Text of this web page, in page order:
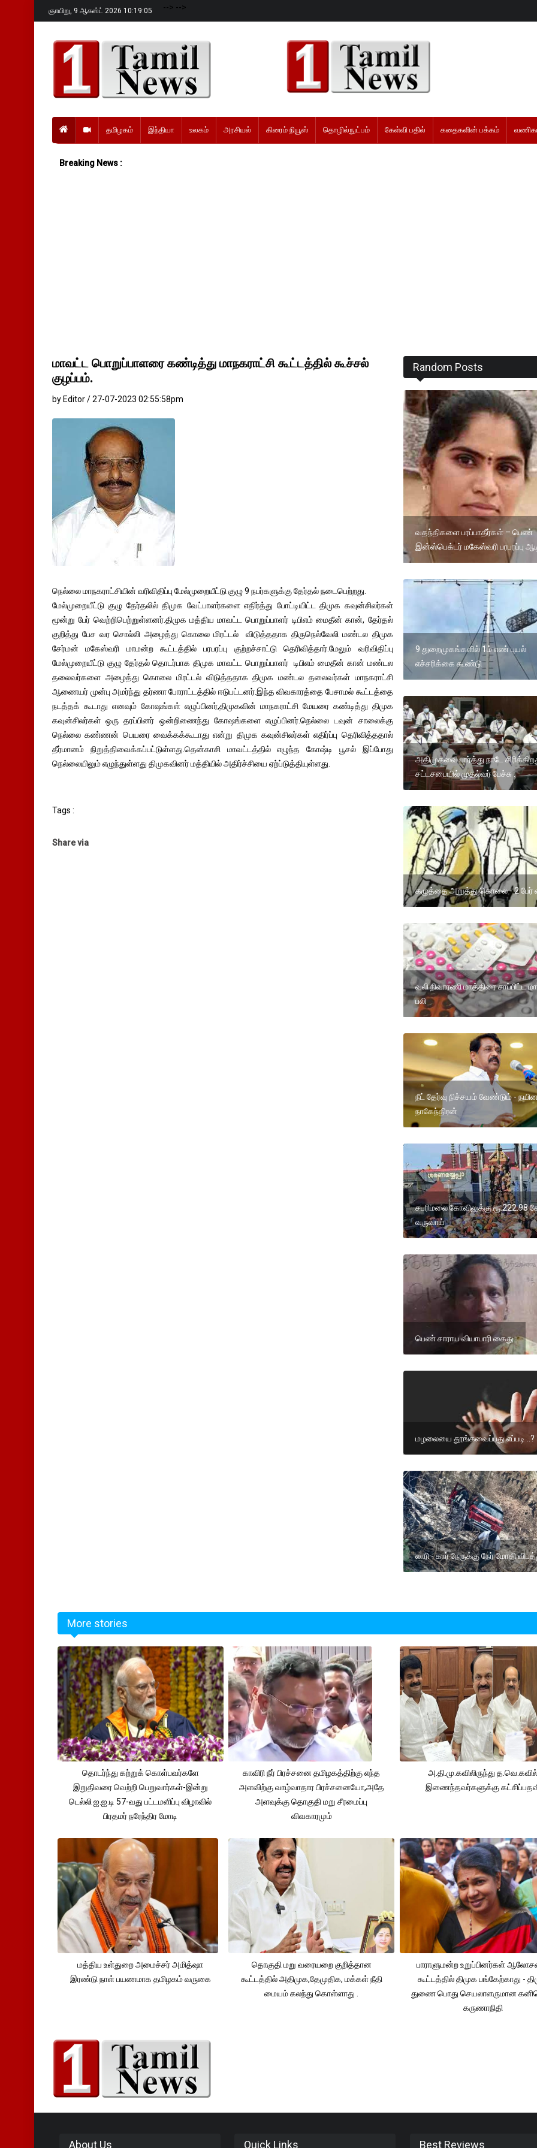
ஞாயிறு, 9 ஆகஸ்ட் 2026 10:19:07 --> -->
தமிழகம் இந்தியா உலகம் அரசியல் கிரைம் நியூஸ் தொழில்நுட்பம் கேள்வி பதில் கதைகளின் பக்கம்
Breaking News :
மாவட்ட பொறுப்பாளரை கண்டித்து மாநகராட்சி கூட்டத்தில் கூச்சல்
குழப்பம்.
by Editor / 27-07-2023 02:55:58pm
நெல்லை மாநகராட்சியின் வரிவிதிப்பு மேல்முறையீட்டு குழு 9 நபர்களுக்கு தேர்தல் நடைபெற்றது.
மேல்முறையீட்டு குழு தேர்தலில் திமுக வேட்பாளர்களை எதிர்த்து போட்டியிட்ட திமுக கவுன்சிலர்கள்
மூன்று பேர் வெற்றிபெற்றுள்ளனர்.திமுக மத்திய மாவட்ட பொறுப்பாளர் டிபிஎம் மைதீன் கான், தேர்தல்
குறித்து பேச வர சொல்லி அழைத்து கொலை மிரட்டல் விடுத்ததாக திருநெல்வேலி மண்டல திமுக
சேர்மன் மகேஸ்வரி மாமன்ற கூட்டத்தில் பரபரப்பு குற்றச்சாட்டு தெரிவித்தார்.மேலும் வரிவிதிப்பு
மேல்முறையீட்டு குழு தேர்தல் தொடர்பாக திமுக மாவட்ட பொறுப்பாளர் டிபிஎம் மைதீன் கான் மண்டல
தலைவர்களை அழைத்து கொலை மிரட்டல் விடுத்ததாக திமுக மண்டல தலைவர்கள் மாநகராட்சி
ஆணையர் முன்பு அமர்ந்து தர்ணா போராட்டத்தில் ஈடுபட்டனர்.இந்த விவகாரத்தை பேசாமல் கூட்டத்தை
நடத்தக் கூடாது எனவும் கோஷங்கள் எழுப்பினர்,திமுகவின் மாநகராட்சி மேயரை கண்டித்து திமுக
கவுன்சிலர்கள் ஒரு தரப்பினர் ஒன்றிணைந்து கோஷங்களை எழுப்பினர்.நெல்லை டவுன் சாலைக்கு
நெல்லை கண்ணன் பெயரை வைக்கக்கூடாது என்று திமுக கவுன்சிலர்கள் எதிர்ப்பு தெரிவித்ததால்
தீர்மானம் நிறுத்திவைக்கப்பட்டுள்ளது.தென்காசி மாவட்டத்தில் எழுந்த கோஷ்டி பூசல் இப்போது
நெல்லையிலும் எழுந்துள்ளது திமுகவினர் மத்தியில் அதிர்ச்சியை ஏற்ப்டுத்தியுள்ளது.
Tags :
Share via
Random Posts
வதந்திகளை பரப்பாதீர்கள் – பெண்
இன்ஸ்பெக்டர் மகேஸ்வரி பரபரப்பு
9 துறைமுகங்களில் 1ம் எண் புயல்
எச்சரிக்கை கூண்டு
அதிமுகவை பார்த்து நாடே
சட்டசபையில் முதல்வர் பேச்சு .
கழுத்தை அறுத்து கொலை - 2 பேர்
வலி நிவாரணி மாத்திரை சாப்பிட்ட
பலி
நீட் தேர்வு நிச்சயம் வேண்டும் -
நாகேந்திரன்
சபரிமலை கோவிலுக்கு ரூ.222.98
வருவாய்
பெண் சாராய வியாபாரி கைது
மழலையை தூங்கவைப்பது எப்படி ..?
லாரி - கார் நேருக்கு நேர் மோதி
More stories
தொடர்ந்து கற்றுக் கொள்பவர்களே
இறுதிவரை வெற்றி பெறுவார்கள்-இன்று
டெல்லி ஐ.ஐ.டி 57-வது பட்டமளிப்பு விழாவில்
பிரதமர் நரேந்திர மோடி
காவிரி நீர் பிரச்சனை தமிழகத்திற்கு எந்த
அளவிற்கு வாழ்வாதார பிரச்சனையோ,அதே
அளவுக்கு தொகுதி மறு சீரமைப்பு
விவகாரமும்
அ.தி.மு.கவிலிருந்து
இணைந்தவர்களுக்கு
மத்திய உள்துறை அமைச்சர் அமித்ஷா
இரண்டு நாள் பயணமாக தமிழகம் வருகை
தொகுதி மறு வரையறை குறித்தான
கூட்டத்தில் அதிமுக,தேமுதிக, மக்கள் நீதி
மையம் கலந்து கொள்ளாது .
பாராளுமன்ற உறுப்பினர்கள்
கூட்டத்தில் திமுக பங்கேற்காது -
துணை பொது செயலாளருமான
கருணாநிதி
About Us Quick Links Best Reviews